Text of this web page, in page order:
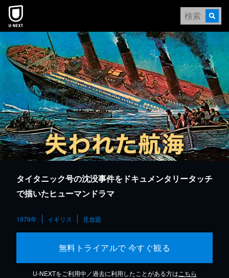
本文へスキップ
タイタニック号の沈没事件をドキュメンタリータッチ
で描いたヒューマンドラマ
1979年 イギリス 見放題
無料トライアルで 今すぐ観る
U-NEXTをご利用中／過去に利用したことがある方は こちら